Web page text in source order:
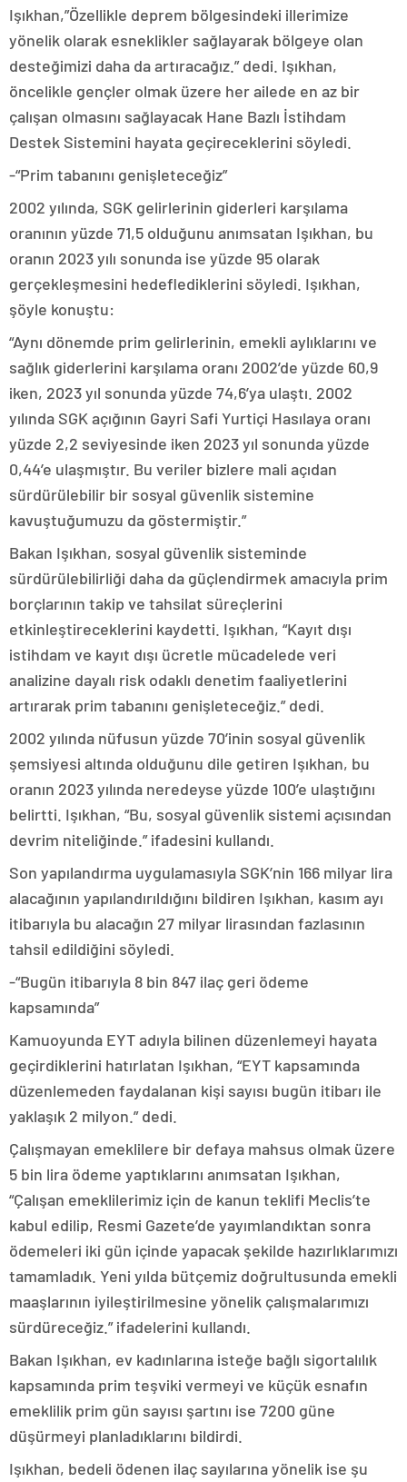
Işıkhan,”Özellikle deprem bölgesindeki illerimize
yönelik olarak esneklikler sağlayarak bölgeye olan
desteğimizi daha da artıracağız.” dedi. Işıkhan,
öncelikle gençler olmak üzere her ailede en az bir
çalışan olmasını sağlayacak Hane Bazlı İstihdam
Destek Sistemini hayata geçireceklerini söyledi.
-“Prim tabanını genişleteceğiz”
2002 yılında, SGK gelirlerinin giderleri karşılama
oranının yüzde 71,5 olduğunu anımsatan Işıkhan, bu
oranın 2023 yılı sonunda ise yüzde 95 olarak
gerçekleşmesini hedeflediklerini söyledi. Işıkhan,
şöyle konuştu:
“Aynı dönemde prim gelirlerinin, emekli aylıklarını ve
sağlık giderlerini karşılama oranı 2002’de yüzde 60,9
iken, 2023 yıl sonunda yüzde 74,6’ya ulaştı. 2002
yılında SGK açığının Gayri Safi Yurtiçi Hasılaya oranı
yüzde 2,2 seviyesinde iken 2023 yıl sonunda yüzde
0,44’e ulaşmıştır. Bu veriler bizlere mali açıdan
sürdürülebilir bir sosyal güvenlik sistemine
kavuştuğumuzu da göstermiştir.”
Bakan Işıkhan, sosyal güvenlik sisteminde
sürdürülebilirliği daha da güçlendirmek amacıyla prim
borçlarının takip ve tahsilat süreçlerini
etkinleştireceklerini kaydetti. Işıkhan, “Kayıt dışı
istihdam ve kayıt dışı ücretle mücadelede veri
analizine dayalı risk odaklı denetim faaliyetlerini
artırarak prim tabanını genişleteceğiz.” dedi.
2002 yılında nüfusun yüzde 70’inin sosyal güvenlik
şemsiyesi altında olduğunu dile getiren Işıkhan, bu
oranın 2023 yılında neredeyse yüzde 100’e ulaştığını
belirtti. Işıkhan, “Bu, sosyal güvenlik sistemi açısından
devrim niteliğinde.” ifadesini kullandı.
Son yapılandırma uygulamasıyla SGK’nin 166 milyar lira
alacağının yapılandırıldığını bildiren Işıkhan, kasım ayı
itibarıyla bu alacağın 27 milyar lirasından fazlasının
tahsil edildiğini söyledi.
-“Bugün itibarıyla 8 bin 847 ilaç geri ödeme
kapsamında”
Kamuoyunda EYT adıyla bilinen düzenlemeyi hayata
geçirdiklerini hatırlatan Işıkhan, “EYT kapsamında
düzenlemeden faydalanan kişi sayısı bugün itibarı ile
yaklaşık 2 milyon.” dedi.
Çalışmayan emeklilere bir defaya mahsus olmak üzere
5 bin lira ödeme yaptıklarını anımsatan Işıkhan,
“Çalışan emeklilerimiz için de kanun teklifi Meclis’te
kabul edilip, Resmi Gazete’de yayımlandıktan sonra
ödemeleri iki gün içinde yapacak şekilde hazırlıklarımızı
tamamladık. Yeni yılda bütçemiz doğrultusunda emekli
maaşlarının iyileştirilmesine yönelik çalışmalarımızı
sürdüreceğiz.” ifadelerini kullandı.
Bakan Işıkhan, ev kadınlarına isteğe bağlı sigortalılık
kapsamında prim teşviki vermeyi ve küçük esnafın
emeklilik prim gün sayısı şartını ise 7200 güne
düşürmeyi planladıklarını bildirdi.
Işıkhan, bedeli ödenen ilaç sayılarına yönelik ise şu